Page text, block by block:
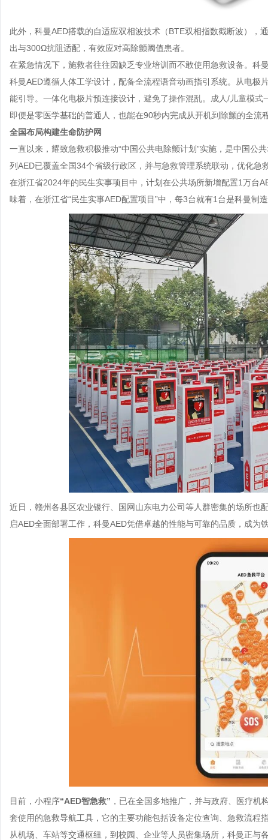
此外，科曼AED搭载的自适应双相波技术（BTE双相指数截断波）
出与300Ω抗阻适配，有效应对高除颤阈值患者。
在紧急情况下，施救者往往因缺乏专业培训而不敢使用急救设备。科
科曼AED遵循人体工学设计，配备全流程语音动画指引系统。从电
能引导。一体化电极片预连接设计，避免了操作混乱。成人/儿童模
即便是零医学基础的普通人，也能在90秒内完成从开机到除颤的全流
全国布局构建生命防护网
一直以来，耀致急救积极推动“中国公共电除颤计划”实施，是中国公
列AED已覆盖全国34个省级行政区，并与急救管理系统联动，优化急
在浙江省2024年的民生实事项目中，计划在公共场所新增配置1万台
味着，在浙江省“民生实事AED配置项目”中，每3台就有1台是科曼制
近日，赣州各县区农业银行、国网山东电力公司等人群密集的场所也
启AED全面部署工作，科曼AED凭借卓越的性能与可靠的品质，成为
目前，小程序“AED智急救” ，已在全国多地推广，并与政府、医疗
套使用的急救导航工具，它的主要功能包括设备定位查询、急救流程
从机场、车站等交通枢纽，到校园、企业等人员密集场所，科曼正与